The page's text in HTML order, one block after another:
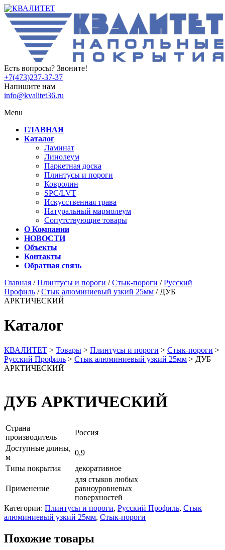
Есть вопросы? Звоните!
+7(473)237-37-37
Напишите нам
info@kvalitet36.ru
Menu
ГЛАВНАЯ
Каталог
Ламинат
Линолеум
Паркетная доска
Плинтусы и пороги
Ковролин
SPC/LVT
Искусственная трава
Натуральный мармолеум
Сопутствующие товары
О Компании
НОВОСТИ
Объекты
Контакты
Обратная связь
Главная /Плинтусы и пороги /Стык-пороги /Русский
Профиль /Стык алюминиевый узкий 25мм / ДУБ
АРКТИЧЕСКИЙ
Каталог
КВАЛИТЕТ > Товары > Плинтусы и пороги > Стык-пороги >
Русский Профиль > Стык алюминиевый узкий 25мм > ДУБ
АРКТИЧЕСКИЙ
ДУБ АРКТИЧЕСКИЙ
Страна
производитель
Россия
Доступные длины,
м
0,9
Типы покрытия
декоративное
Применение
для стыков любых
равноуровневых
поверхностей
Категории: Плинтусы и пороги, Русский Профиль, Стык
алюминиевый узкий 25мм, Стык-пороги
Похожие товары